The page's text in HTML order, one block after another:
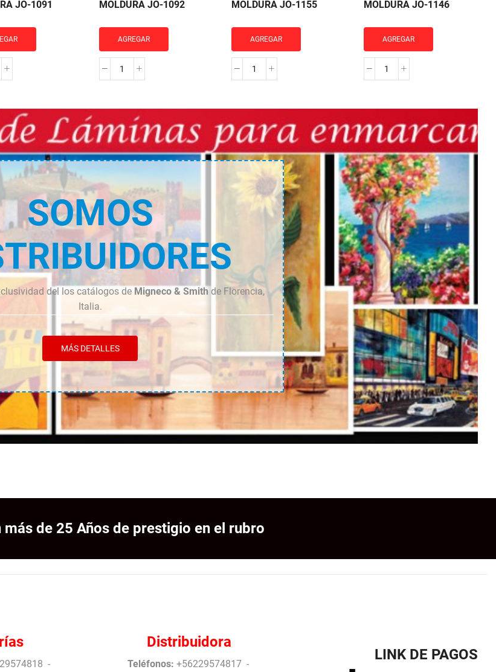
JO-1091 MOLDURA JO-1092
AGREGAR
MOLDURA
cantidad
MOLDURA JO-1155
AGREGAR
MOLDURA
MOLDURA JO-1146
AGREGAR
MOLDURA
SOMOS
del los catálogos de Migneco & Smith de Florencia,
Italia.
MÁS DETALLES
más de 25 Años de prestigio en el rubro
-
Distribuidora
Teléfonos: +56229574817 -
LINK DE PAGOS